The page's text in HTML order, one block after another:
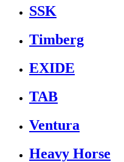
SSK
Timberg
EXIDE
TAB
Ventura
Heavy Horse